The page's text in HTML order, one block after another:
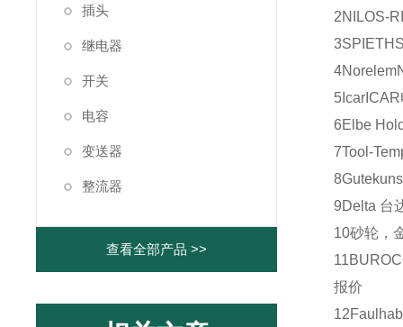
插头
继电器
开关
电容
变送器
整流器
查看全部产品 >>
2NILOS-
3SPIETH
4Norelem
5 Icar ICAR
6Elbe
7Tool-
8
9Delta 台
10砂轮，
11
报价
12